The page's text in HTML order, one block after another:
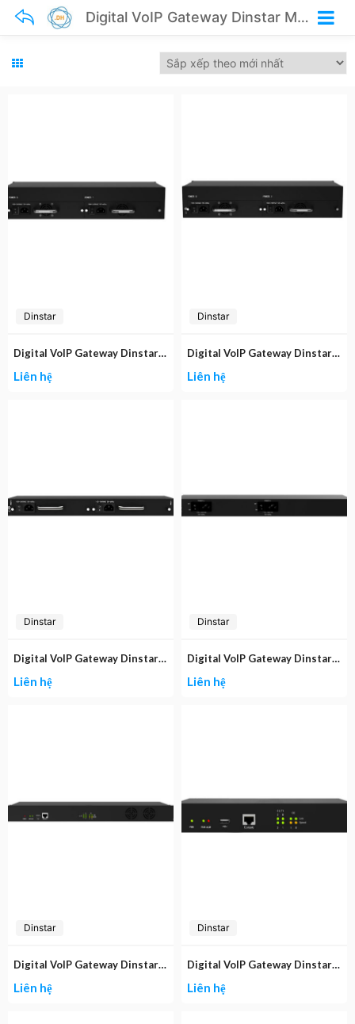
Digital VoIP Gateway Dinstar MTG3000T
Dinstar
Digital VoIP Gateway Dinstar MTG3000T
Liên hệ
Dinstar
Digital VoIP Gateway Dinstar MTG3000
Liên hệ
Dinstar
Digital VoIP Gateway Dinstar MTG2000B
Liên hệ
Dinstar
Digital VoIP Gateway Dinstar MTG2000
Liên hệ
Dinstar
Digital VoIP Gateway Dinstar MTG1000
Liên hệ
Dinstar
Digital VoIP Gateway Dinstar MTG200
Liên hệ